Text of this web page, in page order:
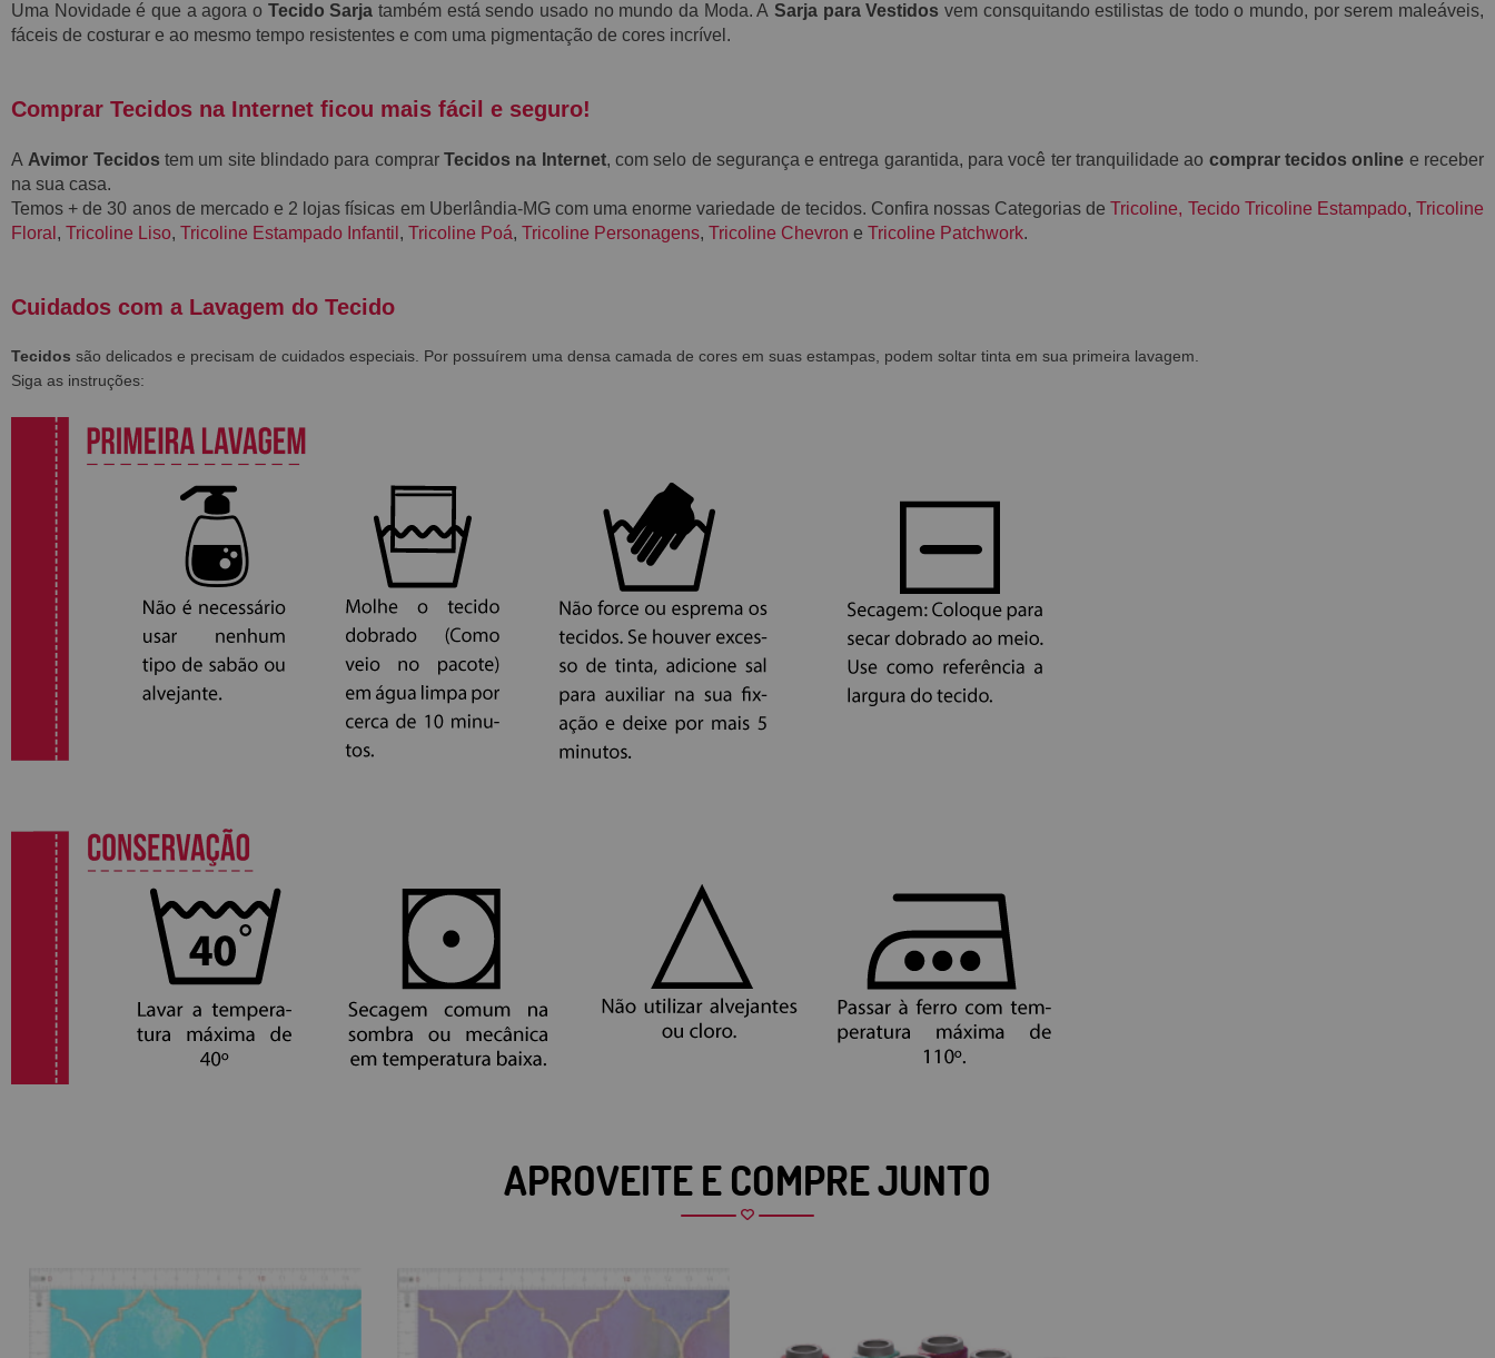
Uma Novidade é que a agora o Tecido Sarja também está sendo usado no mundo da Moda. ASarja para Vestidos vem consquitando estilistas de todo o mundo, por serem maleáveis,
fáceis de costurar e ao mesmo tempo resistentes e com uma pigmentação de cores incrível.
Comprar Tecidos na Internet ficou mais fácil e seguro!
A Avimor Tecidos tem um site blindado para comprar Tecidos na Internet, com selo de segurança e entrega garantida, para você ter tranquilidade ao comprar tecidos online e receber
na sua casa.
Temos + de 30 anos de mercado e 2 lojas físicas em Uberlândia-MG com uma enorme variedade de tecidos. Confira nossas Categorias deTricoline, Tecido Tricoline Estampado,Tricoline
Floral , Tricoline Liso, Tricoline Estampado Infantil , Tricoline Poá, Tricoline Personagens, Tricoline Chevron e Tricoline Patchwork.
Cuidados com a Lavagem do Tecido
Tecidos são delicados e precisam de cuidados especiais. Por possuírem uma densa camada de cores em suas estampas, podem soltar tinta em sua primeira lavagem.
Siga as instruções:
APROVEITE E COMPRE JUNTO